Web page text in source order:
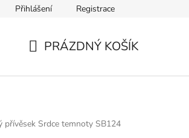
Kontakt Výběr velikosti
Přihlášení Registrace
PRÁZDNÝ KOŠÍK
přívěsek Srdce temnoty SB124